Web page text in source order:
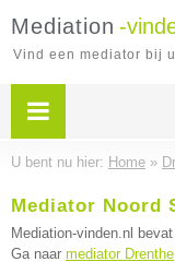
Mediation -
Vind een mediator bij
U bent nu hier: Home »
Mediator Noord
Mediation-vinden.nl
Ga naar mediator Drenthe